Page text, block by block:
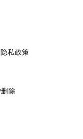
私政策
除